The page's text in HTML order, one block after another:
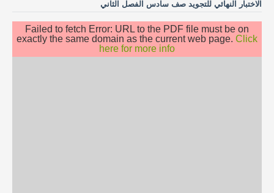
الاختبار النهائي للتجويد صف سادس الفصل الثاني
Failed to fetch Error: URL to the PDF file must be on
exactly the same domain as the current web page. Click
here for more info